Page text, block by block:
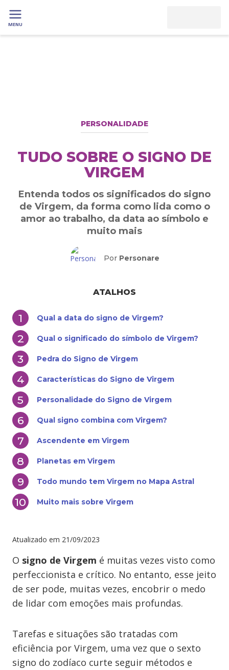
MENU
PERSONALIDADE
TUDO SOBRE O SIGNO DE
VIRGEM
Entenda todos os significados do signo
de Virgem, da forma como lida como o
amor ao trabalho, da data ao símbolo e
muito mais
Por Personare
ATALHOS
Qual a data do signo de Virgem?
Qual o significado do símbolo de Virgem?
Pedra do Signo de Virgem
Características do Signo de Virgem
Personalidade do Signo de Virgem
Qual signo combina com Virgem?
Ascendente em Virgem
Planetas em Virgem
Todo mundo tem Virgem no Mapa Astral
Muito mais sobre Virgem
Atualizado em 21/09/2023
O signo de Virgem é muitas vezes visto como
perfeccionista e crítico. No entanto, esse jeito
de ser pode, muitas vezes, encobrir o medo
de lidar com emoções mais profundas.
Tarefas e situações são tratadas com
eficiência por Virgem, uma vez que o sexto
signo do zodíaco curte seguir métodos e